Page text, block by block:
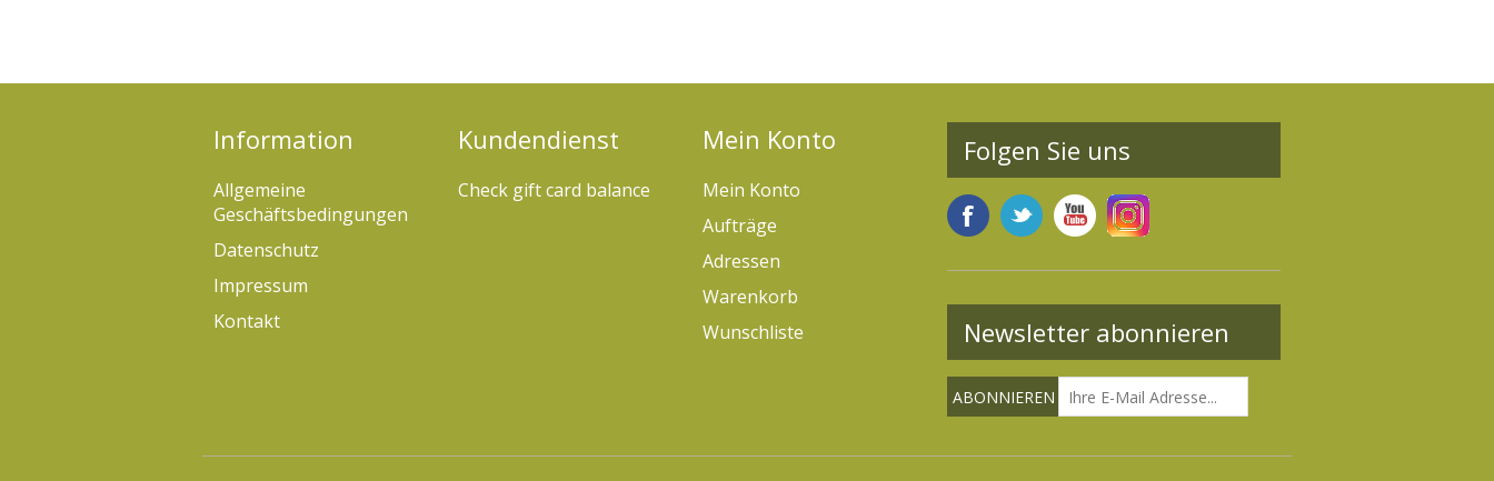
Information
Allgemeine
Geschäftsbedingungen
Datenschutz
Impressum
Kontakt
Kundendienst
Check gift card balance
Mein Konto
Mein Konto
Aufträge
Adressen
Warenkorb
Wunschliste
Folgen Sie uns
Newsletter abonnieren